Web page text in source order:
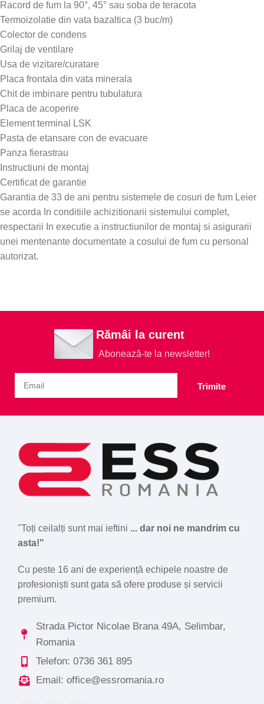
Racord de fum la 90°, 45° sau soba de teracota
Termoizolatie din vata bazaltica (3 buc/m)
Colector de condens
Grilaj de ventilare
Usa de vizitare/curatare
Placa frontala din vata minerala
Chit de imbinare pentru tubulatura
Placa de acoperire
Element terminal LSK
Pasta de etansare con de evacuare
Panza fierastrau
Instructiuni de montaj
Certificat de garantie
Garantia de 33 de ani pentru sistemele de cosuri de fum Leier
se acorda In conditiile achizitionarii sistemului complet,
respectarii In executie a instructiunilor de montaj si asigurarii
unei mentenante documentate a cosului de fum cu personal
autorizat.
Rămâi la curent
Abonează-te la newsletter!
Trimite
"Toți ceilalți sunt mai ieftini ... dar noi ne mandrim cu
asta!"
Cu peste 16 ani de experiență echipele noastre de
profesioniști sunt gata să ofere produse și servicii
premium.
Strada Pictor Nicolae Brana 49A, Selimbar,
Romania
Telefon: 0736 361 895
Email: office@essromania.ro